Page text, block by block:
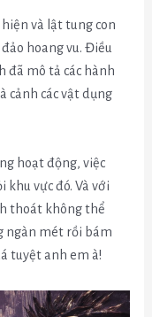
và lật tung con
hoang vu. Điều
đã mô tả các hành
cảnh các vật dụng
hoạt động, việc
vực đó. Và với
thoát không thể
ngàn mét rồi bám
tuyệt anh em à!